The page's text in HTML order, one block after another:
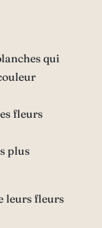
qui
fleurs
plus
leurs fleurs